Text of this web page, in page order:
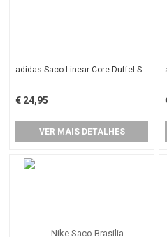
adidas Saco Linear Core Duffel S
€ 24,95
VER MAIS DETALHES